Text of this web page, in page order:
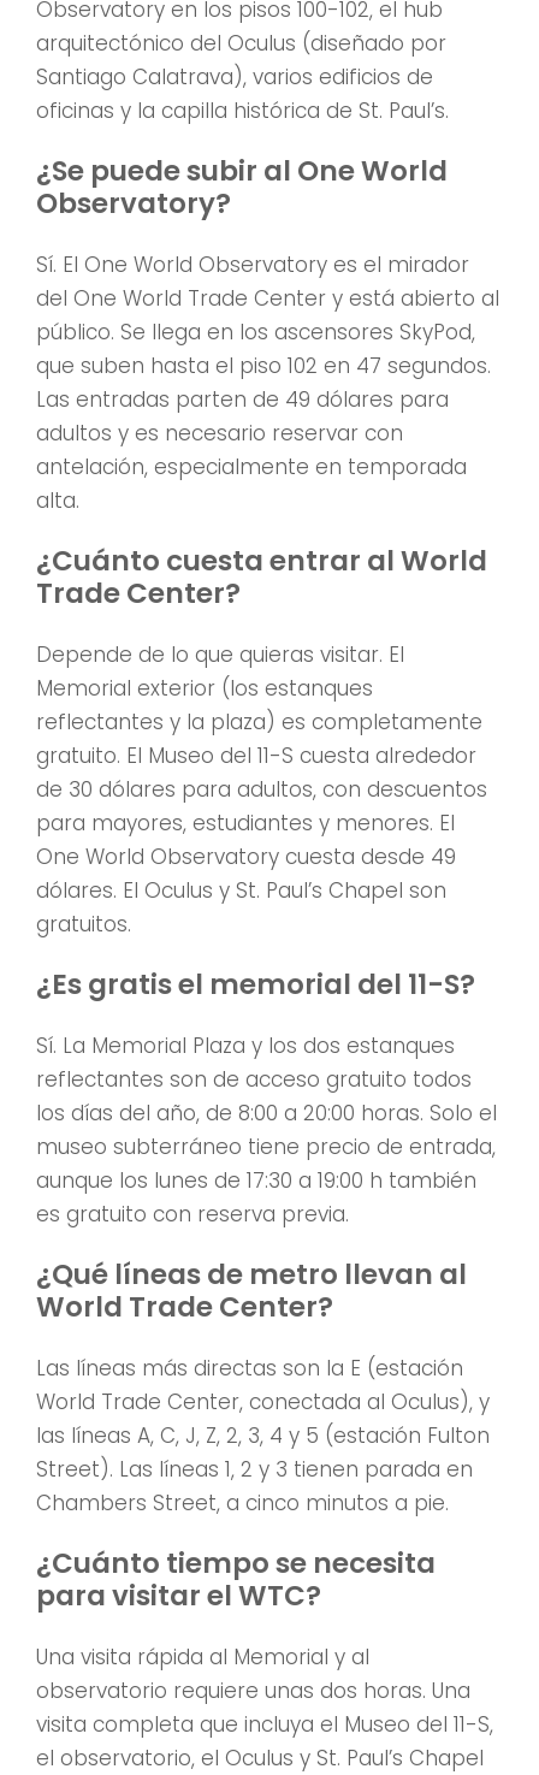
Observatory en los pisos 100-102, el hub
arquitectónico del Oculus (diseñado por
Santiago Calatrava), varios edificios de
oficinas y la capilla histórica de St. Paul’s.
¿Se puede subir al One World
Observatory?
Sí. El One World Observatory es el mirador
del One World Trade Center y está abierto al
público. Se llega en los ascensores SkyPod,
que suben hasta el piso 102 en 47 segundos.
Las entradas parten de 49 dólares para
adultos y es necesario reservar con
antelación, especialmente en temporada
alta.
¿Cuánto cuesta entrar al World
Trade Center?
Depende de lo que quieras visitar. El
Memorial exterior (los estanques
reflectantes y la plaza) es completamente
gratuito. El Museo del 11-S cuesta alrededor
de 30 dólares para adultos, con descuentos
para mayores, estudiantes y menores. El
One World Observatory cuesta desde 49
dólares. El Oculus y St. Paul’s Chapel son
gratuitos.
¿Es gratis el memorial del 11-S?
Sí. La Memorial Plaza y los dos estanques
reflectantes son de acceso gratuito todos
los días del año, de 8:00 a 20:00 horas. Solo el
museo subterráneo tiene precio de entrada,
aunque los lunes de 17:30 a 19:00 h también
es gratuito con reserva previa.
¿Qué líneas de metro llevan al
World Trade Center?
Las líneas más directas son la E (estación
World Trade Center, conectada al Oculus), y
las líneas A, C, J, Z, 2, 3, 4 y 5 (estación Fulton
Street). Las líneas 1, 2 y 3 tienen parada en
Chambers Street, a cinco minutos a pie.
¿Cuánto tiempo se necesita
para visitar el WTC?
Una visita rápida al Memorial y al
observatorio requiere unas dos horas. Una
visita completa que incluya el Museo del 11-S,
el observatorio, el Oculus y St. Paul’s Chapel